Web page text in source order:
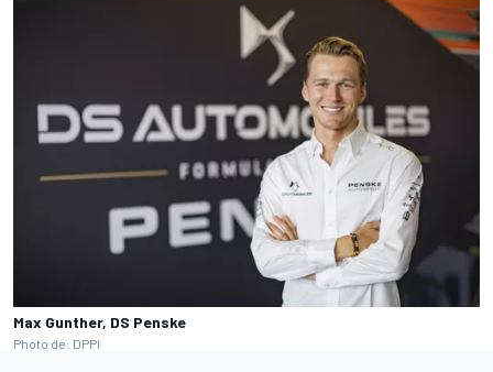
Max Gunther, DS Penske
Photo de: DPPI